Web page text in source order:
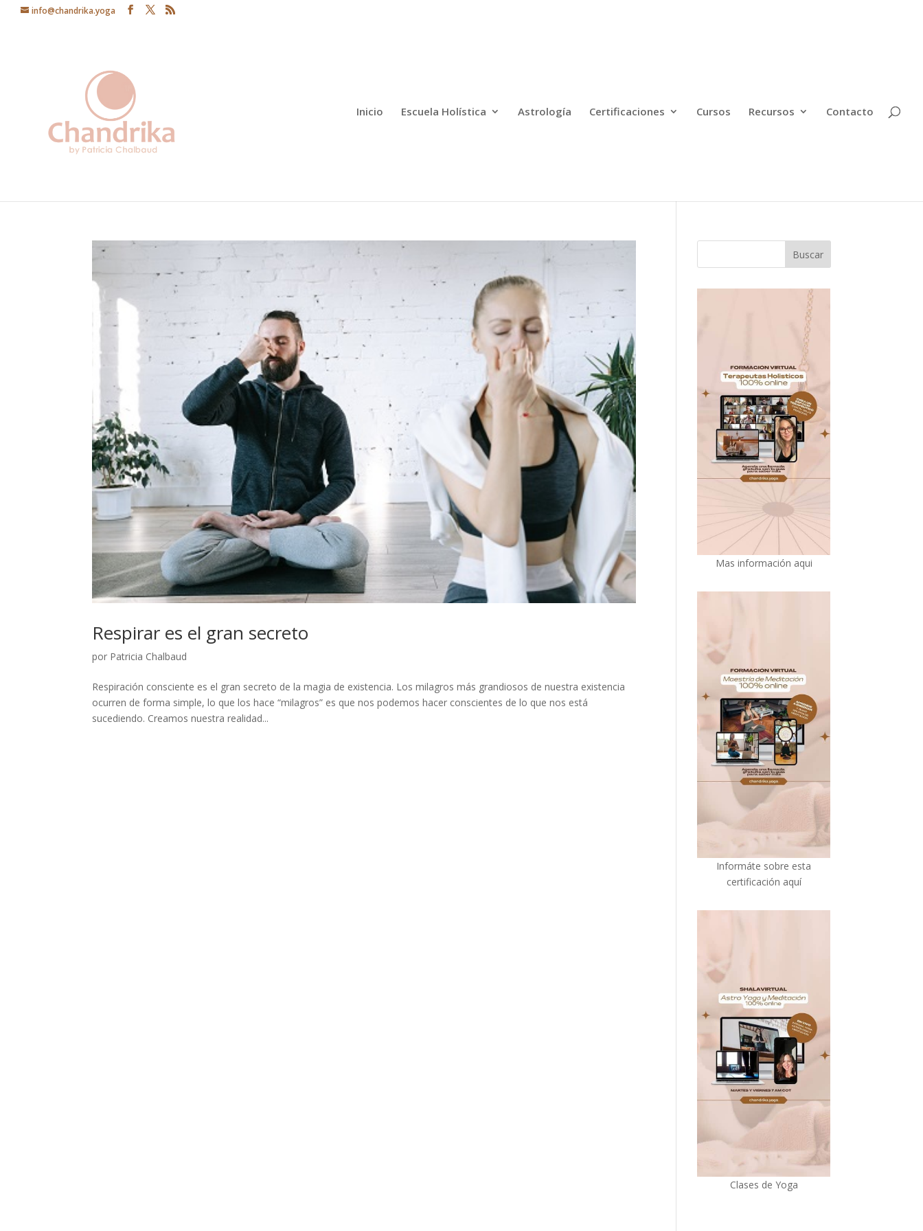
info@chandrika.yoga
Inicio Escuela Holística Astrología Certificaciones Cursos Recursos Contacto
Respirar es el gran secreto
por Patricia Chalbaud
Respiración consciente es el gran secreto de la magia de existencia. Los milagros más grandiosos de nuestra existencia
ocurren de forma simple, lo que los hace “milagros” es que nos podemos hacer conscientes de lo que nos está
sucediendo. Creamos nuestra realidad...
Mas información aqui
Informáte sobre esta
certificación aquí
Clases de Yoga